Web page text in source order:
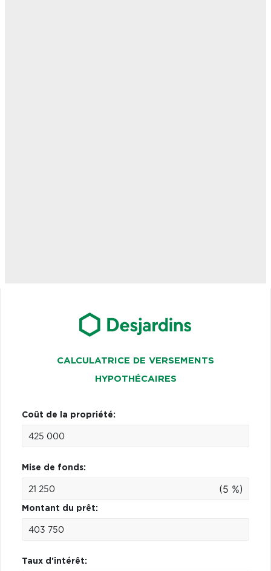
CALCULATRICE DE VERSEMENTS
HYPOTHÉCAIRES
Coût de la propriété:
Mise de fonds:
(5 %)
Montant du prêt:
Taux d'intérêt: